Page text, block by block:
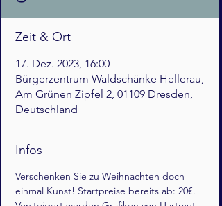
Zeit & Ort
17. Dez. 2023, 16:00
Bürgerzentrum Waldschänke Hellerau,
Am Grünen Zipfel 2, 01109 Dresden,
Deutschland
Infos
Verschenken Sie zu Weihnachten doch
einmal Kunst! Startpreise bereits ab: 20€.